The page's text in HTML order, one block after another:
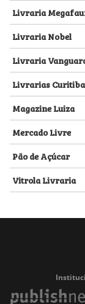
Livraria
Livraria Nobel
Livraria
Livrarias Curitiba
Magazine Luiza
Mercado Livre
Pão de Açúcar
Vitrola Livraria